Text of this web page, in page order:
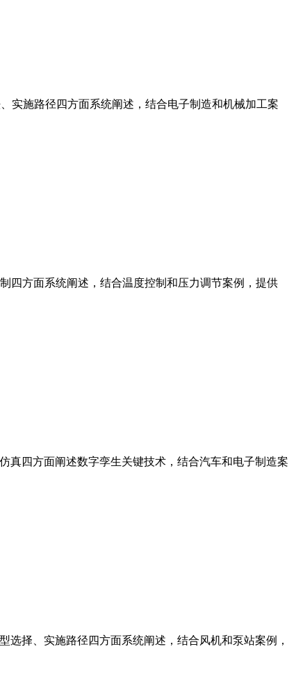
实施路径四方面系统阐述，结合电子制造和机械加工案
四方面系统阐述，结合温度控制和压力调节案例，提供
真四方面阐述数字孪生关键技术，结合汽车和电子制造案
择、实施路径四方面系统阐述，结合风机和泵站案例，